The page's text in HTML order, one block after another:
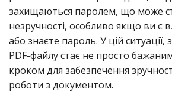
захищаються паролем, що може
незручності, особливо якщо ви є
або знаєте пароль. У цій ситуації,
PDF-файлу стає не просто
кроком для забезпечення
роботи з документом.